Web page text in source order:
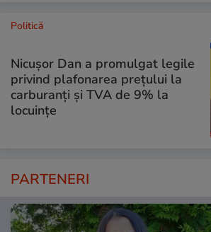
Politică
Nicușor Dan a promulgat legile
privind plafonarea prețului la
carburanți și TVA de 9% la
locuințe
PARTENERI